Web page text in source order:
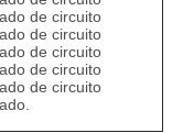
de circuito
de circuito
de circuito
de circuito
de circuito